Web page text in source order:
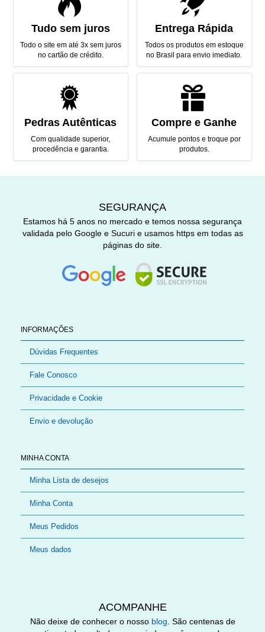
Tudo sem juros
Todo o site em até 3x sem juros
no cartão de crédito.
Entrega Rápida
Todos os produtos em estoque
no Brasil para envio imediato.
Pedras Autênticas
Com qualidade superior,
procedência e garantia.
Compre e Ganhe
Acumule pontos e troque por
produtos.
INFORMAÇÕES
Dúvidas Frequentes
Fale Conosco
Privacidade e Cookie
Envio e devolução
MINHA CONTA
Minha Lista de desejos
Minha Conta
Meus Pedidos
Meus dados
SEGURANÇA
Estamos há 5 anos no mercado e temos nossa segurança
validada pelo Google e Sucuri e usamos https em todas as
páginas do site.
ACOMPANHE
Não deixe de conhecer o nosso blog. São centenas de